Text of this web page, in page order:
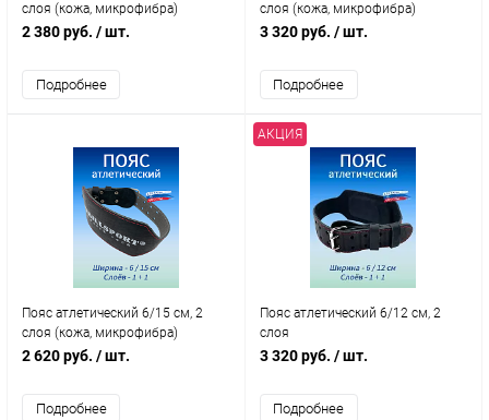
слоя (кожа, микрофибра)
2 380 руб. / шт.
Подробнее
слоя (кожа, микрофибра)
3 320 руб. / шт.
Подробнее
Пояс атлетический 6/15 см, 2
слоя (кожа, микрофибра)
2 620 руб. / шт.
Подробнее
АКЦИЯ
Пояс атлетический 6/12 см, 2
слоя
3 320 руб. / шт.
Подробнее